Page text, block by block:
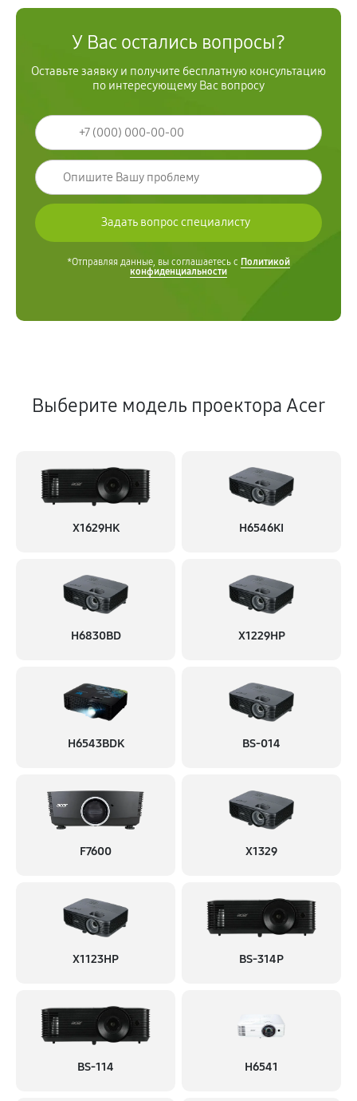
У Вас остались вопросы?
Оставьте заявку и получите бесплатную консультацию
по интересующему Вас вопросу
*Отправляя данные, вы соглашаетесь с Политикой
конфиденциальности
Выберите модель проектора Acer
X1629HK H6546KI
H6830BD X1229HP
H6543BDK BS-014
F7600 X1329
X1123HP BS-314P
BS-114 H6541